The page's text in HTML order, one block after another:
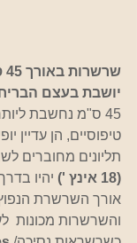
יושבת בעצם
טיפוסיים, הן עדיין
תליונים מחוברים
(18 אינץ ')
יהיו
והשרשרות מכונות